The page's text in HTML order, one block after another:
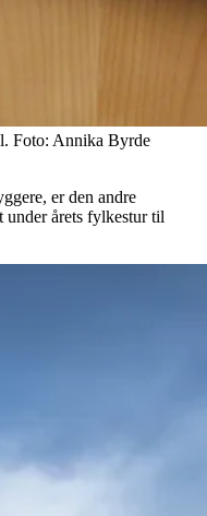
Foto: Annika Byrde
er den andre
under årets fylkestur til